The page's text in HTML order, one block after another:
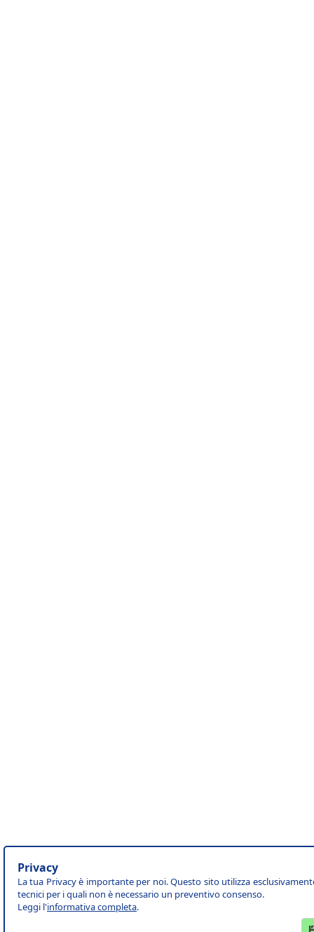
Privacy
La tua Privacy è importante per noi. Questo sito utilizza
tecnici per i quali non è necessario un preventivo consenso.
Leggi l'informativa completa.